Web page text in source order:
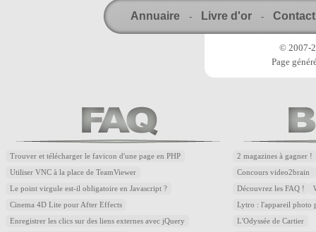
Annuaire - Livre d'or - Contact
© 2007-
Page
Trouver et télécharger le favicon d'une page en PHP
Utiliser VNC à la place de TeamViewer
Le point virgule est-il obligatoire en Javascript ?
Cinema 4D Lite pour After Effects
Enregistrer les clics sur des liens externes avec jQuery
2 magazines à gagner !
Concours video2brain
Découvrez les FAQ !
Lytro : l'appareil photo
L'Odyssée de Cartier